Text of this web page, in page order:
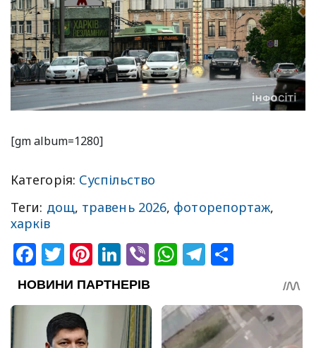
[gm album=1280]
Категорія: Суспільство
Теги: дощ, травень 2026, фоторепортаж,
харків
Facebook
Twitter
Pinterest
LinkedIn
ViberWhatsApp
Telegram